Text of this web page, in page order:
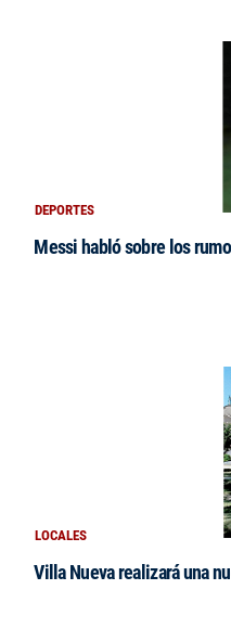
DEPORTES
Messi habló sobre los
LOCALES
Villa Nueva realizará una